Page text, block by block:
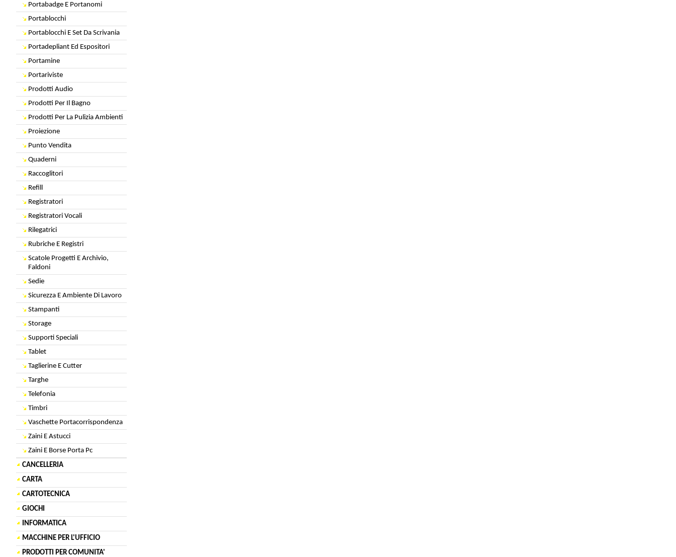
Portabadge E Portanomi
Portablocchi
Portablocchi E Set Da Scrivania
Portadepliant Ed Espositori
Portamine
Portariviste
Prodotti Audio
Prodotti Per Il Bagno
Prodotti Per La Pulizia Ambienti
Proiezione
Punto Vendita
Quaderni
Raccoglitori
Refill
Registratori
Registratori Vocali
Rilegatrici
Rubriche E Registri
Scatole Progetti E Archivio,
Faldoni
Sedie
Sicurezza E Ambiente Di Lavoro
Stampanti
Storage
Supporti Speciali
Tablet
Taglierine E Cutter
Targhe
Telefonia
Timbri
Vaschette Portacorrispondenza
Zaini E Astucci
Zaini E Borse Porta Pc
CANCELLERIA
CARTA
CARTOTECNICA
GIOCHI
INFORMATICA
MACCHINE PER L'UFFICIO
PRODOTTI PER COMUNITA'